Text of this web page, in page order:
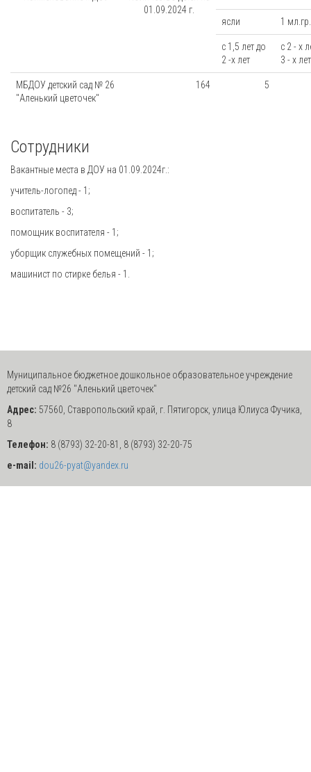
01.09.2024 г.
ясли
1 мл.гр.
с 1,5 лет до
2 -х лет
с 2 - х
3 - х лет
МБДОУ детский сад № 26
"Аленький цветочек"
164 5
Сотрудники
Вакантные места в ДОУ на 01.09.2024г.:
учитель-логопед - 1;
воспитатель - 3;
помощник воспитателя - 1;
уборщик служебных помещений - 1;
машинист по стирке белья - 1.
Муниципальное бюджетное дошкольное образовательное учреждение
детский сад №26 "Аленький цветочек"
Адрес: 57560, Ставропольский край, г. Пятигорск, улица Юлиуса Фучика,
8
Телефон: 8 (8793) 32-20-81, 8 (8793) 32-20-75
e-mail: dou26-pyat@yandex.ru